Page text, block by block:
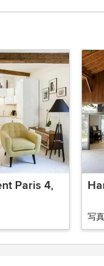
Paris 4,
写